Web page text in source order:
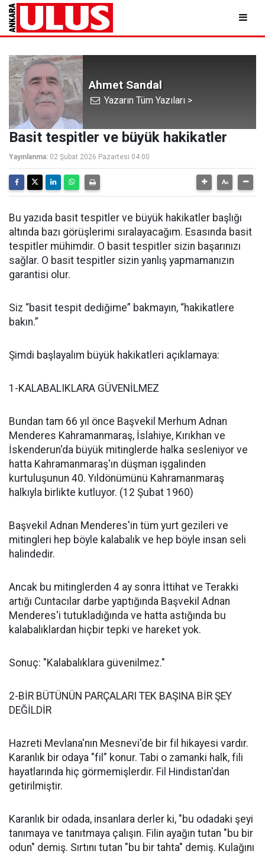
Ahmet Sandal
Yazarın Tüm Yazıları >
Basit tespitler ve büyük hakikatler
Yayınlanma: 02 Şubat 2026 Pazartesi 04:00
Bu yazıda basit tespitler ve büyük hakikatler başlığı
altında bazı görüşlerimi sıralayacağım. Esasında basit
tespitler mühimdir. O basit tespitler sizin başarınızı
sağlar. O basit tespitler sizin yanlış yapmamanızın
garantisi olur.
Siz “basit tespit dediğime” bakmayın, “hakikatlere
bakın.”
Şimdi başlayalım büyük hakikatleri açıklamaya:
1-KALABALIKLARA GÜVENİLMEZ
Bundan tam 66 yıl önce Başvekil Merhum Adnan
Menderes Kahramanmaraş, İslahiye, Kırıkhan ve
İskenderun'da büyük mitinglerde halka sesleniyor ve
hatta Kahramanmaraş'ın düşman işgalinden
kurtuluşunun 40. Yıldönümünü Kahramanmaraş
halkıyla birlikte kutluyor. (12 Şubat 1960)
Başvekil Adnan Menderes'in tüm yurt gezileri ve
mitingleri hep böyle kalabalık ve hep böyle insan seli
halindedir.
Ancak bu mitinglerden 4 ay sonra İttihat ve Terakki
artığı Cuntacılar darbe yaptığında Başvekil Adnan
Menderes'i tutukladığında ve hatta astığında bu
kalabalıklardan hiçbir tepki ve hareket yok.
Sonuç: "Kalabalıklara güvenilmez."
2-BİR BÜTÜNÜN PARÇALARI TEK BAŞINA BİR ŞEY
DEĞİLDİR
Hazreti Mevlana'nın Mesnevi'de bir fil hikayesi vardır.
Karanlık bir odaya "fil" konur. Tabi o zamanki halk, fili
hayatlarında hiç görmemişlerdir. Fil Hindistan'dan
getirilmiştir.
Karanlık bir odada, insanlara derler ki, "bu odadaki şeyi
tanımaya ve tanıtmaya çalışın. Filin ayağın tutan "bu bir
odun" demiş. Sırtını tutan "bu bir tahta" demiş. Kulağını